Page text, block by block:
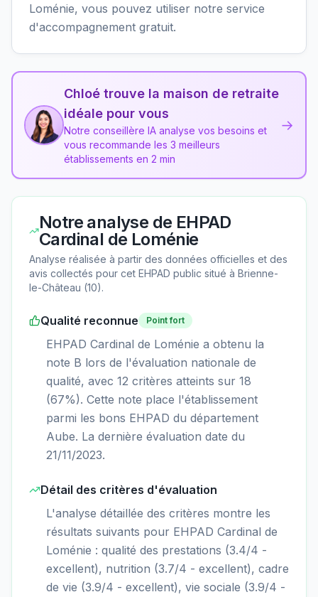
Loménie, vous pouvez utiliser notre service
d'accompagnement gratuit.
Chloé trouve la maison de retraite
idéale pour vous
Notre conseillère IA analyse vos besoins et
vous recommande les 3 meilleurs
établissements en 2 min
→
Notre analyse de EHPAD
Cardinal de Loménie
Analyse réalisée à partir des données officielles et des
avis collectés pour cet EHPAD public situé à Brienne-
le-Château (10).
Qualité reconnue Point fort
EHPAD Cardinal de Loménie a obtenu la
note B lors de l'évaluation nationale de
qualité, avec 12 critères atteints sur 18
(67%). Cette note place l'établissement
parmi les bons EHPAD du département
Aube. La dernière évaluation date du
21/11/2023.
Détail des critères d'évaluation
L'analyse détaillée des critères montre les
résultats suivants pour EHPAD Cardinal de
Loménie : qualité des prestations (3.4/4 -
excellent), nutrition (3.7/4 - excellent), cadre
de vie (3.9/4 - excellent), vie sociale (3.9/4 -